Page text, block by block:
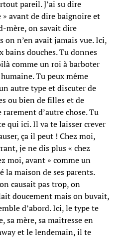
pareil. J’ai su dire
avant de dire baignoire et
mère, on savait dire
on n’en avait jamais vue. Ici,
bains douches. Tu donnes
comme un roi à barboter
Tu peux même
autre type et discuter de
ou bien de filles et de
rarement d’autre chose. Tu
qui ici. Il va te laisser crever
ça il peut ! Chez moi,
je ne dis plus « chez
moi, avant » comme un
la maison de ses parents.
causait pas trop, on
doucement mais on buvait,
d’abord. Ici, le type te
sa mère, sa maitresse en
et le lendemain, il te